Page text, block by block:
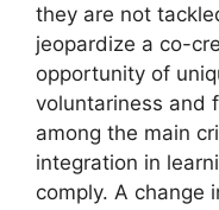
they are not
jeopardize a co-
opportunity of
voluntariness and
among the main
integration in
comply. A change